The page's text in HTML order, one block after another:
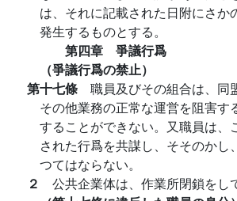
は、それに記載された日附にさか
発生するものとする。
第四章 爭議行爲
（爭議行爲の禁止）
第十七條 職員及びその組合は、同
その他業務の正常な運営を阻害す
することができない。又職員は、
された行爲を共謀し、そそのかし
つてはならない。
２ 公共企業体は、作業所閉鎖をし